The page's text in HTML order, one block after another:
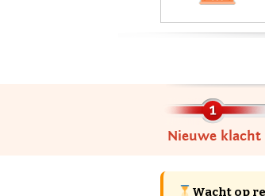
Nieuwe klacht
Wacht op